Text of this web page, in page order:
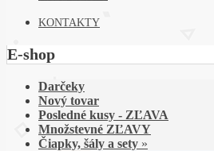
KONTAKTY
E-shop
Darčeky
Nový tovar
Posledné kusy - ZĽAVA
Množstevné ZĽAVY
Čiapky, šály a sety »